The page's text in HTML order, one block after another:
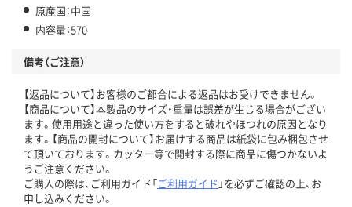
原産国：中国
内容量：570
備考（ご注意）
【返品について】お客様のご都合による返品はお受けできません。
【商品について】本製品のサイズ・重量は誤差が生じる場合がござい
ます。使用用途と違った使い方をすると破れやほつれの原因となり
ます。【商品の開封について】お届けする商品は紙袋に包み梱包させ
て頂いております。カッター等で開封する際に商品に傷つかないよ
うご注意ください。
ご購入の際は、ご利用ガイド「ご利用ガイド 」を必ずご確認の上、お
申し込みください。